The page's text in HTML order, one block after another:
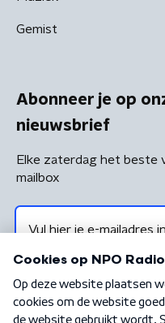
Gemist
Abonneer je op
nieuwsbrief
Elke zaterdag het beste
mailbox